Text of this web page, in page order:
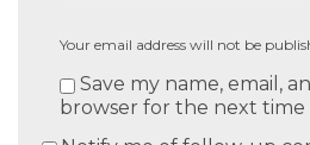
Your email address will not be
Save my name, email,
browser for the next time